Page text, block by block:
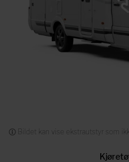
Bildet kan vise ekstrautstyr som